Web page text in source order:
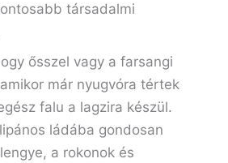
társadalmi
ősszel vagy a farsangi
már nyugvóra tértek
falu a lagzira készül.
ládába gondosan
a rokonok és